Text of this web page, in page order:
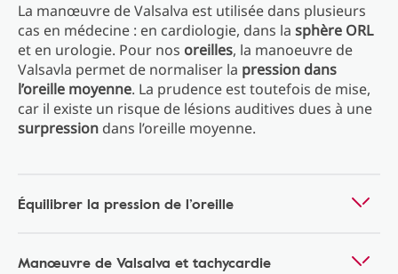
La manœuvre de Valsalva est utilisée dans plusieurs
cas en médecine : en cardiologie, dans la sphère ORL
et en urologie. Pour nos oreilles, la manoeuvre de
Valsavla permet de normaliser la pression dans
l’oreille moyenne. La prudence est toutefois de mise,
car il existe un risque de lésions auditives dues à une
surpression dans l’oreille moyenne.
Équilibrer la pression de l’oreille
Manœuvre de Valsalva et tachycardie